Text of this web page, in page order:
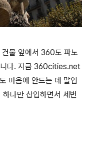
물 앞에서 360도 파노
니다. 지금 360cities.net
마음에 안드는 데 말입
나만 삽입하면서 세번